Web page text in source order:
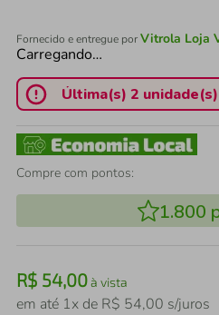
Fornecido e entregue porVitrola Loja
Carregando…
Última(s) 2 unidade(s)
Compre com pontos:
1.800
R$ 54,00à vista
em até 1x de R$ 54,00 s/juros